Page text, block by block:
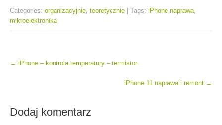
Categories: organizacyjnie teoretycznie | Tags: iPhone naprawa
mikroelektronika
Post
← iPhone – kontrola temperatury – termistor
iPhone 11 naprawa i remont →
Dodaj komentarz